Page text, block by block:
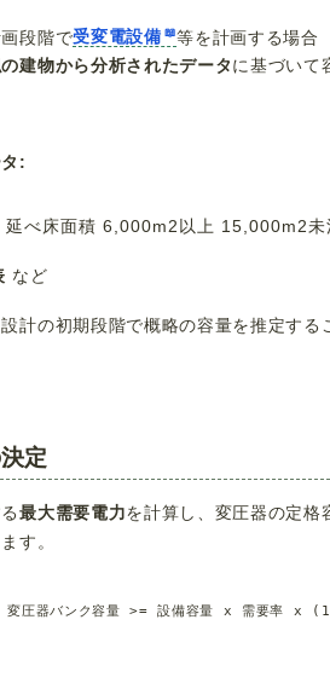
段階で受変電設備
等を計画する場合
建物から分析されたデータ に基づいて
:
延べ床面積 6 ,000m2 以上 15,000m2未
など
計の初期段階で概略の容量を推定する
定
最大需要電力を計算し、変圧器の定格
す。
変圧器バンク容量 >= 設備容量 x 需要率 x (1